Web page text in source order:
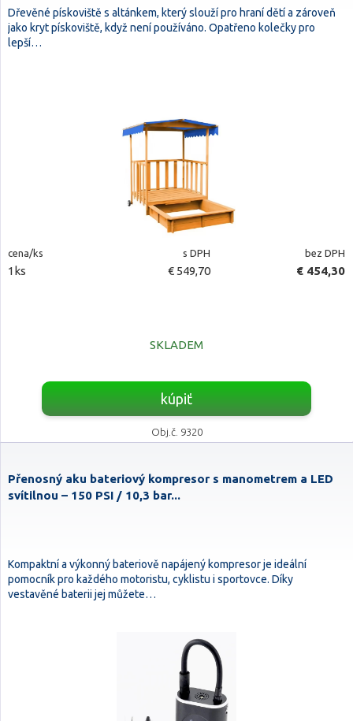
Dřevěné pískoviště s altánkem, který slouží pro hraní dětí a zároveň
jako kryt pískoviště, když není používáno. Opatřeno kolečky pro
lepší…
cena/ks s DPH bez DPH
1ks € 549,70 € 454,30
SKLADEM
kúpiť
Obj.č. 9320
Přenosný aku bateriový kompresor s manometrem a LED
svítilnou – 150 PSI / 10,3 bar...
Kompaktní a výkonný bateriově napájený kompresor je ideální
pomocník pro každého motoristu, cyklistu i sportovce. Díky
vestavěné baterii jej můžete…